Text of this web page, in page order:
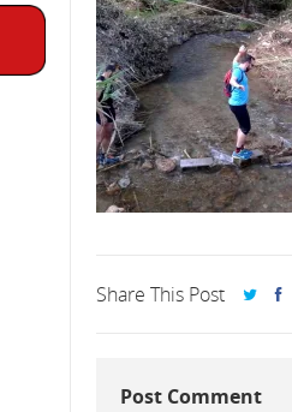
Share This Post
Post Comment